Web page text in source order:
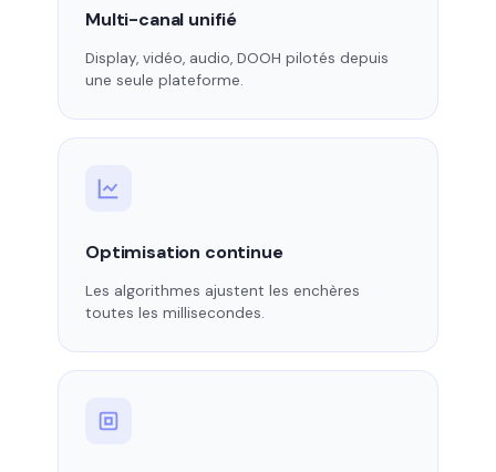
Multi-canal unifié
Display, vidéo, audio, DOOH pilotés depuis
une seule plateforme.
Optimisation continue
Les algorithmes ajustent les enchères
toutes les millisecondes.